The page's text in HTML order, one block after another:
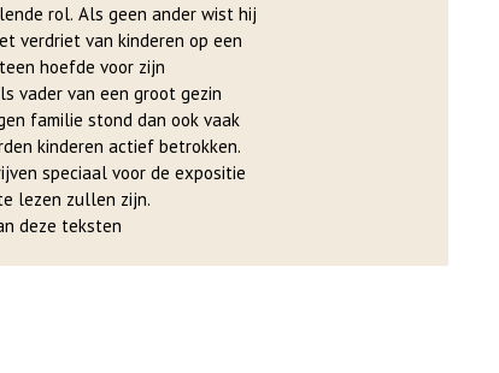
rol. Als geen ander wist hij
verdriet van kinderen op een
hoefde voor zijn
vader van een groot gezin
familie stond dan ook vaak
kinderen actief betrokken.
speciaal voor de expositie
lezen zullen zijn.
deze teksten